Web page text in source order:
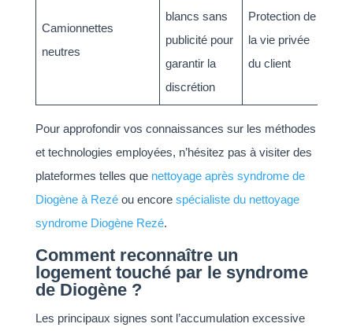
Camionnettes
neutres
blancs sans
publicité pour
garantir la
discrétion
Protection de
la vie privée
du client
Pour approfondir vos connaissances sur les méthodes
et technologies employées, n’hésitez pas à visiter des
plateformes telles que nettoyage après syndrome de
Diogène à Rezéou encore spécialiste du nettoyage
syndrome Diogène Rezé.
Comment reconnaître un
logement touché par le syndrome
de Diogène ?
Les principaux signes sont l’accumulation excessive